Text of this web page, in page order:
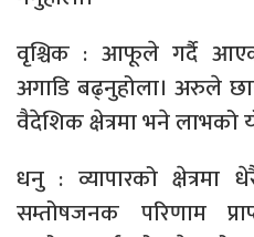
वृश्चिक : आफूले गर्दै
अगाडि बढ्नुहोला। अरुले
वैदेशिक क्षेत्रमा भने लाभको
धनु : व्यापारको क्षेत्रमा
सम्तोषजनक परिणाम